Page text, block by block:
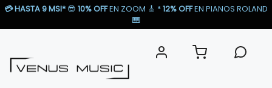
Saltar
💳HASTA 9 MSI* 😎 10% OFFEN ZOOM 🎸​ *12% OFFEN PIANOS ROLAND
🎹​